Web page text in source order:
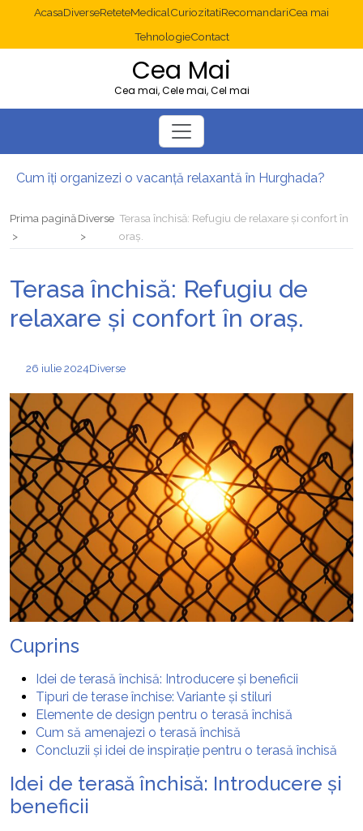
AcasaDiverseReteteMedicalCuriozitatiRecomandariCea mai
TehnologieContact
Cea Mai
Cea mai, Cele mai, Cel mai
Cum îți organizezi o vacanță relaxantă în Hurghada?
Multisite WordPress și Mastodon: cum gestionezi mai multe site-uri
Prima paginăDiverse Terasa închisă: Refugiu de relaxare și confort în
oraș.
Terasa închisă: Refugiu de
relaxare și confort în oraș.
26 iulie 2024Diverse
Cuprins
Idei de terasă închisă: Introducere și beneficii
Tipuri de terase închise: Variante și stiluri
Elemente de design pentru o terasă închisă
Cum să amenajezi o terasă închisă
Concluzii și idei de inspirație pentru o terasă închisă
Idei de terasă închisă: Introducere și
beneficii